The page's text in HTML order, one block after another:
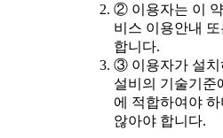
② 이용자는 이
비스 이용안내
합니다.
③ 이용자가 설치
설비의 기술기준
에 적합하여야
않아야 합니다.